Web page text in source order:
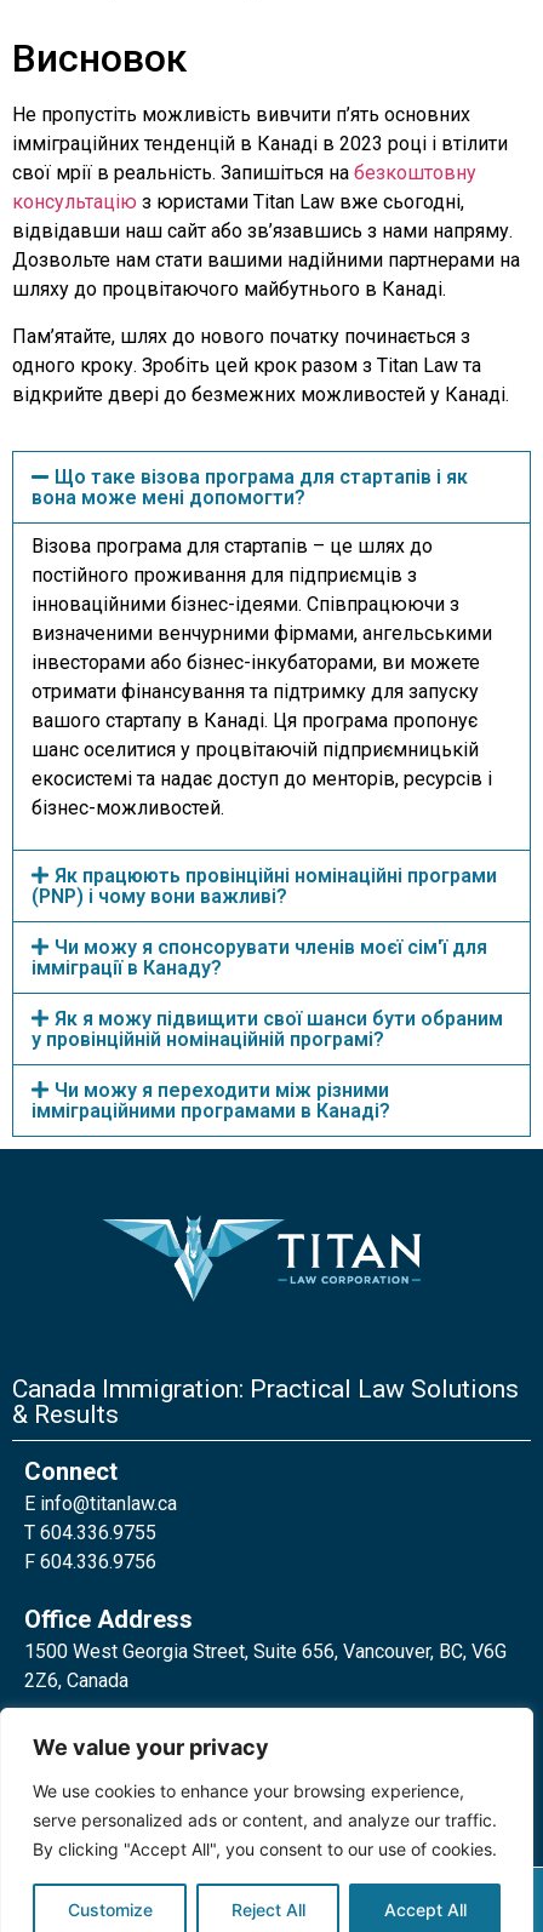
We value your privacy
We use cookies to enhance your browsing experience,
serve personalized ads or content, and analyze our traffic.
By clicking "Accept All", you consent to our use of cookies.
Customize Reject All Accept All
Висновок
Не пропустіть можливість вивчити п’ять основних
імміграційних тенденцій в Канаді в 2023 році і втілити
свої мрії в реальність. Запишіться на безкоштовну
консультацію з юристами Titan Law вже сьогодні,
відвідавши наш сайт або зв’язавшись з нами напряму.
Дозвольте нам стати вашими надійними партнерами на
шляху до процвітаючого майбутнього в Канаді.
Пам’ятайте, шлях до нового початку починається з
одного кроку. Зробіть цей крок разом з Titan Law та
відкрийте двері до безмежних можливостей у Канаді.
Що таке візова програма для стартапів і як
вона може мені допомогти?
Візова програма для стартапів – це шлях до
постійного проживання для підприємців з
інноваційними бізнес-ідеями. Співпрацюючи з
визначеними венчурними фірмами, ангельськими
інвесторами або бізнес-інкубаторами, ви можете
отримати фінансування та підтримку для запуску
вашого стартапу в Канаді. Ця програма пропонує
шанс оселитися у процвітаючій підприємницькій
екосистемі та надає доступ до менторів, ресурсів і
бізнес-можливостей.
Як працюють провінційні номінаційні програми
(PNP) і чому вони важливі?
Чи можу я спонсорувати членів моєї сім'ї для
імміграції в Канаду?
Як я можу підвищити свої шанси бути обраним
у провінційній номінаційній програмі?
Чи можу я переходити між різними
імміграційними програмами в Канаді?
Canada Immigration: Practical Law Solutions
& Results
Connect
E info@titanlaw.ca
T 604.336.9755
F 604.336.9756
Office Address
1500 West Georgia Street, Suite 656, Vancouver, BC, V6G
2Z6, Canada
Toronto, ON, M4W 3E2, Canada
Privacy Policy
©2024 Titan Law Corp. All rights